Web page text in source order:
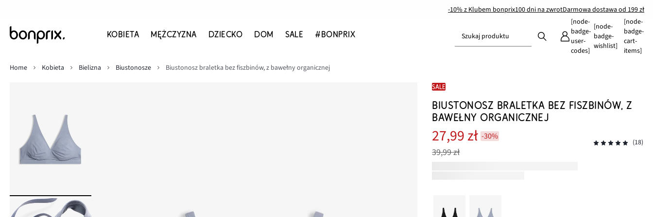
-10% z Klubem bonprix100 dni na zwrotDarmowa dostawa od 199 zł
KOBIETA MĘŻCZYZNA DZIECKO DOM SALE #BONPRIX Szukaj produktu
[node-
badge-
user-
codes]
[node-
badge-
wishlist]
[node-
badge-
cart-
items]
Home
Kobieta Bielizna Biustonosze Biustonosz braletka bez fiszbinów, z bawełny organicznej
SALE
BIUSTONOSZ BRALETKA BEZ FISZBINÓW, Z
BAWEŁNY ORGANICZNEJ
27,99 zł -30%
39,99 zł
(18)